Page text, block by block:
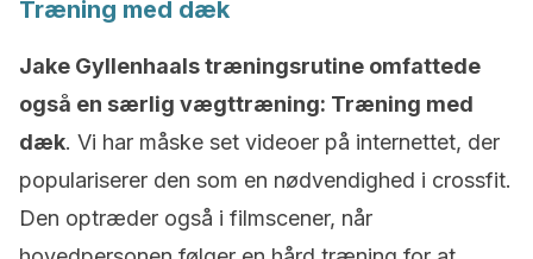
Træning med dæk
Jake Gyllenhaals træningsrutine omfattede
også en særlig vægttræning: Træning med
dæk. Vi har måske set videoer på internettet, der
populariserer den som en nødvendighed i crossfit.
Den optræder også i filmscener, når